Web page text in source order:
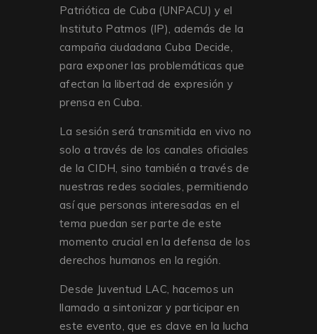
Patriótica de Cuba (UNPACU) y el
Instituto Patmos (IP), además de la
campaña ciudadana Cuba Decide,
para exponer las problemáticas que
afectan la libertad de expresión y
prensa en Cuba.
La sesión será transmitida en vivo no
solo a través de los canales oficiales
de la CIDH, sino también a través de
nuestras redes sociales, permitiendo
así que personas interesadas en el
tema puedan ser parte de este
momento crucial en la defensa de los
derechos humanos en la región.
Desde Juventud LAC, hacemos un
llamado a sintonizar y participar en
este evento, que es clave en la lucha